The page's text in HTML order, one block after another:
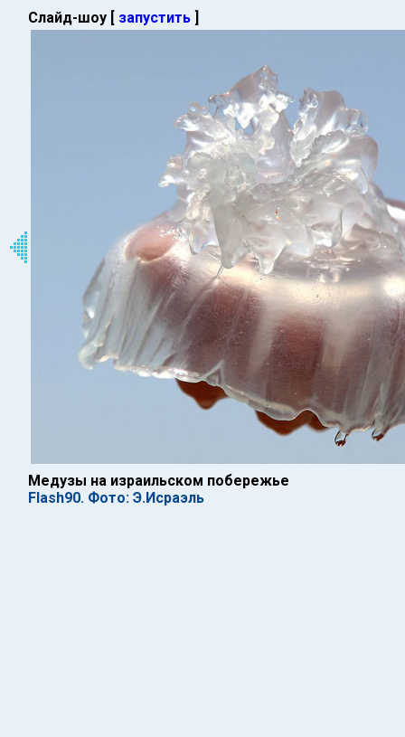
Слайд-шоу [ запустить ]
Медузы на израильском побережье
Flash90. Фото: Э.Исраэль